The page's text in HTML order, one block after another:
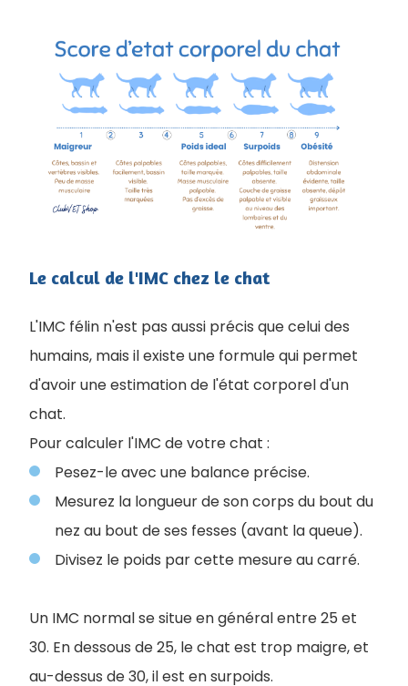
Le calcul de l'IMC chez le chat
L'IMC félin n'est pas aussi précis que celui des
humains, mais il existe une formule qui permet
d'avoir une estimation de l'état corporel d'un
chat.
Pour calculer l'IMC de votre chat :
Pesez-le avec une balance précise.
Mesurez la longueur de son corps du bout du
nez au bout de ses fesses (avant la queue).
Divisez le poids par cette mesure au carré.
Un IMC normal se situe en général entre 25 et
30. En dessous de 25, le chat est trop maigre, et
au-dessus de 30, il est en surpoids.